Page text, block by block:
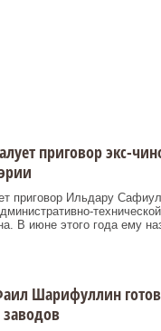
приговор экс-
приговор Ильдару
В июне этого года ему
Шарифуллин